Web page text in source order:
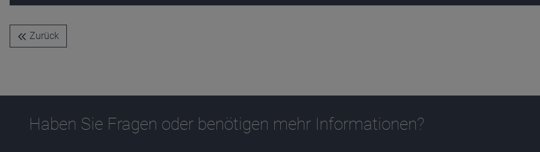
Zurück
Haben Sie Fragen oder benötigen mehr Informationen?